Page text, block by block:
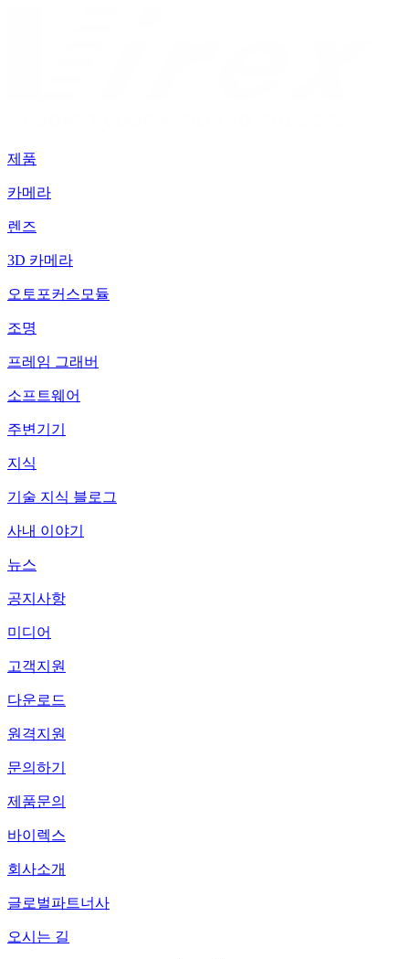
제품
카메라
렌즈
3D 카메라
오토포커스모듈
조명
프레임 그래버
소프트웨어
주변기기
지식
기술 지식 블로그
사내 이야기
뉴스
공지사항
미디어
고객지원
다운로드
원격지원
문의하기
제품문의
바이렉스
회사소개
글로벌파트너사
오시는 길